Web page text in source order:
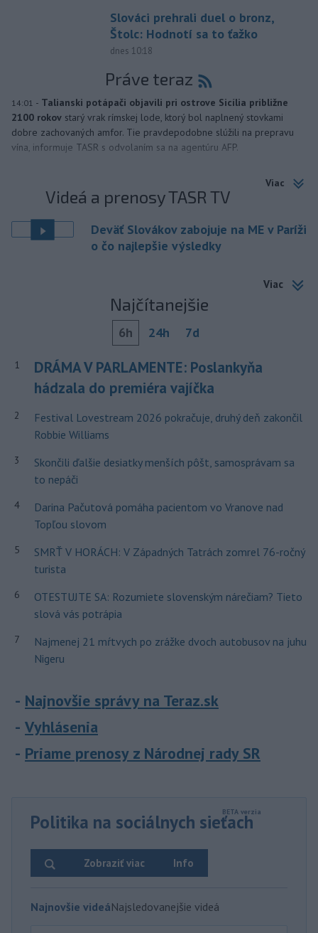
Slováci prehrali duel o bronz,
Štolc: Hodnotí sa to ťažko
dnes 10:18
Práve teraz
14:01 - Talianski potápači objavili pri ostrove Sicília približne
2100 rokov starý vrak rímskej lode, ktorý bol naplnený stovkami
dobre zachovaných amfor. Tie pravdepodobne slúžili na prepravu
vína, informuje TASR s odvolaním sa na agentúru AFP.
Viac
Videá a prenosy TASR TV
Deväť Slovákov zabojuje na ME v Paríži
o čo najlepšie výsledky
Viac
Najčítanejšie
6h 24h 7d
1
DRÁMA V PARLAMENTE: Poslankyňa
hádzala do premiéra vajíčka
2
Festival Lovestream 2026 pokračuje, druhý deň zakončil
Robbie Williams
3
Skončili ďalšie desiatky menších pôšt, samosprávam sa
to nepáči
4
Darina Pačutová pomáha pacientom vo Vranove nad
Topľou slovom
5
SMRŤ V HORÁCH: V Západných Tatrách zomrel 76-ročný
turista
6
OTESTUJTE SA: Rozumiete slovenským nárečiam? Tieto
slová vás potrápia
7
Najmenej 21 mŕtvych po zrážke dvoch autobusov na juhu
Nigeru
Najnovšie správy na Teraz.sk
Vyhlásenia
Priame prenosy z Národnej rady SR
Politika na sociálnych sieťach
Info
Zobraziť viac
Najnovšie videáNajsledovanejšie videá